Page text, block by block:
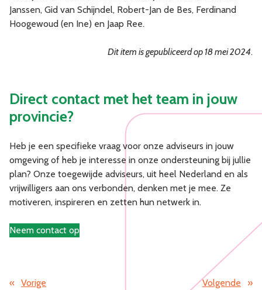
Janssen, Gid van Schijndel, Robert-Jan de Bes, Ferdinand
Hoogewoud (en Ine) en Jaap Ree.
Dit item is gepubliceerd op 18 mei 2024.
Direct contact met het team in jouw
provincie?
Heb je een specifieke vraag voor onze adviseurs in jouw
omgeving of heb je interesse in onze ondersteuning bij jullie
plan? Onze toegewijde adviseurs, uit heel Nederland en als
vrijwilligers aan ons verbonden, denken met je mee. Ze
motiveren, inspireren en zetten hun netwerk in.
Neem contact op
« Vorige Volgende »